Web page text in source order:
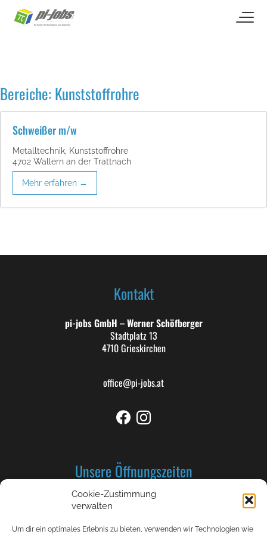
Cookie-Zustimmung
verwalten
Um dir ein optimales Erlebnis zu bieten, verwenden wir Technologien wie
Bereiche:Kunststoffrohre
Schweißer m/w
Metalltechnik Kunststoffrohre
4702 Wallern an der Trattnach
Mehr erfahren
Kontakt
pi-jobs GmbH – Werner Schöfberger
Stadtplatz 13
4710 Grieskirchen
office@pi-jobs.at
Unsere Öffnungszeiten
Montag bis Donnerstag: 8-12 und 13-17 Uhr
Freitag 8-12 Uhr